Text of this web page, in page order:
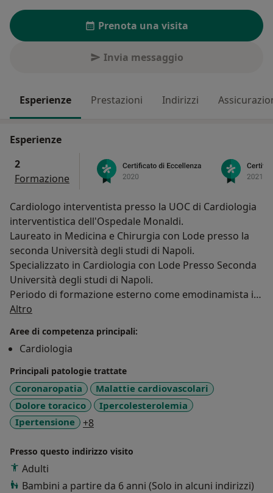
Prenota una visita
Invia messaggio
Esperienze Prestazioni Indirizzi
Esperienze
2
Formazione
Cardiologo interventista presso la UOC di Cardiologia
interventistica dell'Ospedale Monaldi.
Laureato in Medicina e Chirurgia con Lode presso la
seconda Università degli studi di Napoli.
Specializzato in Cardiologia con Lode Presso Seconda
Università degli studi di Napoli.
Periodo di formazione esterno come emodinamista in
Spagna presso Ospedale "Virgen de la Arrixaca".
Altro
Aree di competenza principali:
Cardiologia
Principali patologie trattate
Coronaropatia
Malattie cardiovascolari
Dolore toracico
Ipercolesterolemia
Ipertensione
+8a11y_sr_more_diseases
Presso questo indirizzo visito
Adulti
Bambini a partire da 6 anni (Solo in alcuni indirizzi)